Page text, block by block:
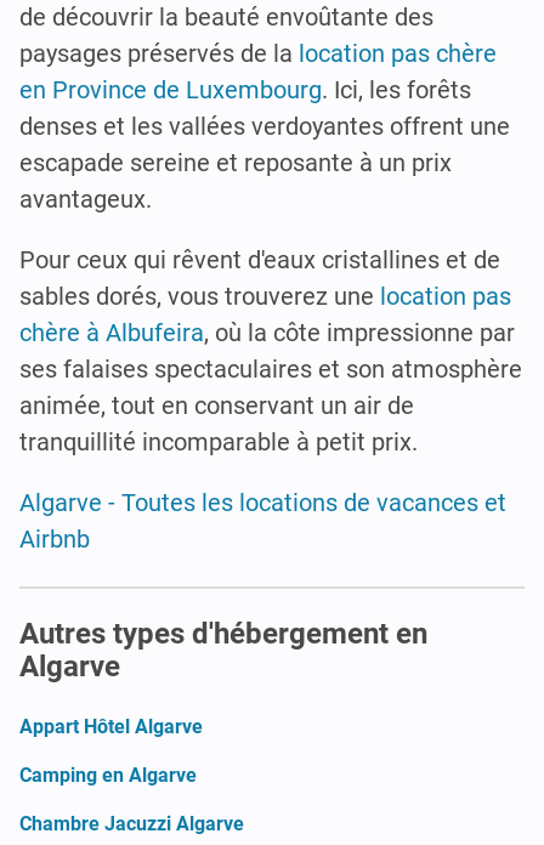
de découvrir la beauté envoûtante des
paysages préservés de la location pas chère
en Province de Luxembourg. Ici, les forêts
denses et les vallées verdoyantes offrent une
escapade sereine et reposante à un prix
avantageux.
Pour ceux qui rêvent d'eaux cristallines et de
sables dorés, vous trouverez une location pas
chère à Albufeira, où la côte impressionne par
ses falaises spectaculaires et son atmosphère
animée, tout en conservant un air de
tranquillité incomparable à petit prix.
Algarve - Toutes les locations de vacances et
Airbnb
Autres types d'hébergement en
Algarve
Appart Hôtel Algarve
Camping en Algarve
Chambre Jacuzzi Algarve